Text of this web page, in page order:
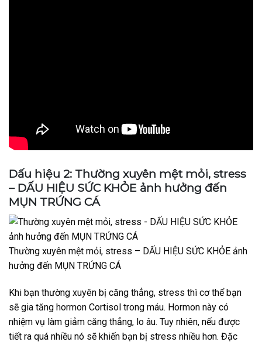
Dấu hiệu 2: Thường xuyên mệt mỏi, stress
– DẤU HIỆU SỨC KHỎE ảnh hưởng đến
MỤN TRỨNG CÁ
Thường xuyên mệt mỏi, stress – DẤU HIỆU SỨC KHỎE ảnh
hưởng đến MỤN TRỨNG CÁ
Khi bạn thường xuyên bị căng thẳng, stress thì cơ thể bạn
sẽ gia tăng hormon Cortisol trong máu. Hormon này có
nhiệm vụ làm giảm căng thẳng, lo âu. Tuy nhiên, nếu được
tiết ra quá nhiều nó sẽ khiến bạn bị stress nhiều hơn. Đặc